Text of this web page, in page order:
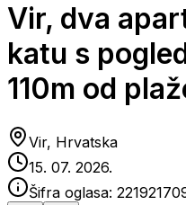
Vir, dva
katu s
110m od
Vir, Hrvatska
15. 07. 2026.
Šifra oglasa: